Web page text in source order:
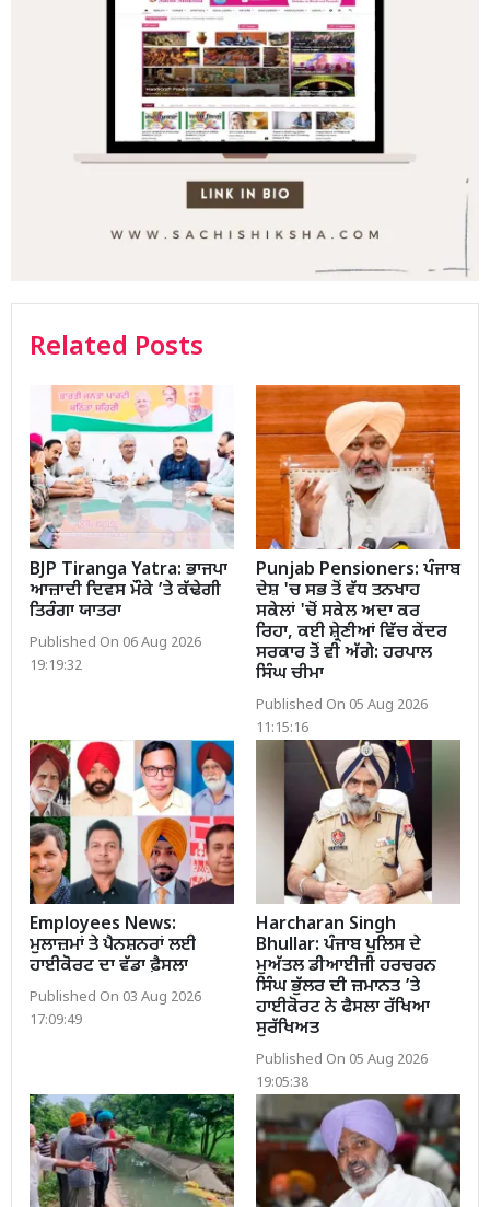
Related Posts
BJP Tiranga Yatra: ਭਾਜਪਾ
ਆਜ਼ਾਦੀ ਦਿਵਸ ਮੌਕੇ ’ਤੇ ਕੱਢੇਗੀ
ਤਿਰੰਗਾ ਯਾਤਰਾ
Published On 06 Aug 2026
19:19:32
Punjab Pensioners: ਪੰਜਾਬ
ਦੇਸ਼ 'ਚ ਸਭ ਤੋਂ ਵੱਧ ਤਨਖਾਹ
ਸਕੇਲਾਂ 'ਚੋਂ ਸਕੇਲ ਅਦਾ ਕਰ
ਰਿਹਾ, ਕਈ ਸ਼੍ਰੇਣੀਆਂ ਵਿੱਚ ਕੇਂਦਰ
ਸਰਕਾਰ ਤੋਂ ਵੀ ਅੱਗੇ: ਹਰਪਾਲ
ਸਿੰਘ ਚੀਮਾ
Published On 05 Aug 2026
11:15:16
Employees News:
ਮੁਲਾਜ਼ਮਾਂ ਤੇ ਪੈਨਸ਼ਨਰਾਂ ਲਈ
ਹਾਈਕੋਰਟ ਦਾ ਵੱਡਾ ਫ਼ੈਸਲਾ
Published On 03 Aug 2026
17:09:49
Harcharan Singh
Bhullar: ਪੰਜਾਬ ਪੁਲਿਸ ਦੇ
ਮੁਅੱਤਲ ਡੀਆਈਜੀ ਹਰਚਰਨ
ਸਿੰਘ ਭੁੱਲਰ ਦੀ ਜ਼ਮਾਨਤ ’ਤੇ
ਹਾਈਕੋਰਟ ਨੇ ਫੈਸਲਾ ਰੱਖਿਆ
ਸੁਰੱਖਿਅਤ
Published On 05 Aug 2026
19:05:38